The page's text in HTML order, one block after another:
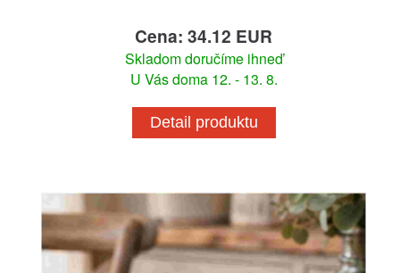
Cena: 34.12 EUR
Skladom doručíme ihneď
U Vás doma 12. - 13. 8.
Detail produktu